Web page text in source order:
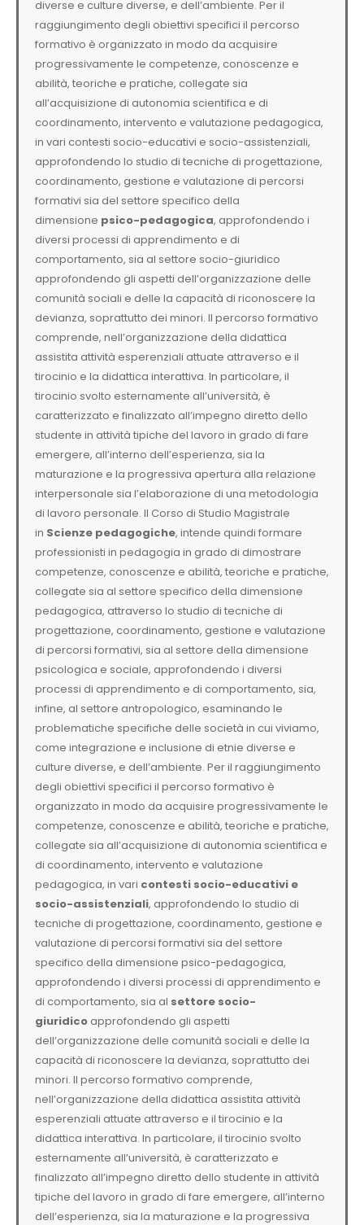
diverse e culture diverse, e dell’ambiente. Per il
raggiungimento degli obiettivi specifici il percorso
formativo è organizzato in modo da acquisire
progressivamente le competenze, conoscenze e
abilità, teoriche e pratiche, collegate sia
all’acquisizione di autonomia scientifica e di
coordinamento, intervento e valutazione pedagogica,
in vari contesti socio-educativi e socio-assistenziali,
approfondendo lo studio di tecniche di progettazione,
coordinamento, gestione e valutazione di percorsi
formativi sia del settore specifico della
dimensione psico-pedagogica, approfondendo i
diversi processi di apprendimento e di
comportamento, sia al settore socio-giuridico
approfondendo gli aspetti dell’organizzazione delle
comunità sociali e delle la capacità di riconoscere la
devianza, soprattutto dei minori. Il percorso formativo
comprende, nell’organizzazione della didattica
assistita attività esperenziali attuate attraverso e il
tirocinio e la didattica interattiva. In particolare, il
tirocinio svolto esternamente all’università, è
caratterizzato e finalizzato all’impegno diretto dello
studente in attività tipiche del lavoro in grado di fare
emergere, all’interno dell’esperienza, sia la
maturazione e la progressiva apertura alla relazione
interpersonale sia l’elaborazione di una metodologia
di lavoro personale. Il Corso di Studio Magistrale
in Scienze pedagogiche, intende quindi formare
professionisti in pedagogia in grado di dimostrare
competenze, conoscenze e abilità, teoriche e pratiche,
collegate sia al settore specifico della dimensione
pedagogica, attraverso lo studio di tecniche di
progettazione, coordinamento, gestione e valutazione
di percorsi formativi, sia al settore della dimensione
psicologica e sociale, approfondendo i diversi
processi di apprendimento e di comportamento, sia,
infine, al settore antropologico, esaminando le
problematiche specifiche delle società in cui viviamo,
come integrazione e inclusione di etnie diverse e
culture diverse, e dell’ambiente. Per il raggiungimento
degli obiettivi specifici il percorso formativo è
organizzato in modo da acquisire progressivamente le
competenze, conoscenze e abilità, teoriche e pratiche,
collegate sia all’acquisizione di autonomia scientifica e
di coordinamento, intervento e valutazione
pedagogica, in vari contesti socio-educativi e
socio-assistenziali, approfondendo lo studio di
tecniche di progettazione, coordinamento, gestione e
valutazione di percorsi formativi sia del settore
specifico della dimensione psico-pedagogica,
approfondendo i diversi processi di apprendimento e
di comportamento, sia al settore socio-
giuridico approfondendo gli aspetti
dell’organizzazione delle comunità sociali e delle la
capacità di riconoscere la devianza, soprattutto dei
minori. Il percorso formativo comprende,
nell’organizzazione della didattica assistita attività
esperenziali attuate attraverso e il tirocinio e la
didattica interattiva. In particolare, il tirocinio svolto
esternamente all’università, è caratterizzato e
finalizzato all’impegno diretto dello studente in attività
tipiche del lavoro in grado di fare emergere, all’interno
dell’esperienza, sia la maturazione e la progressiva